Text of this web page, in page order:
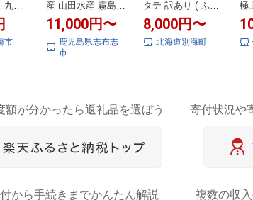
州
尾
産
4尾
メ 鰻
市
市
産 山田水産 霧島湧
水鰻＜2尾 or 3尾 o
r 4尾 or 5尾＞(1尾1
40g) うなぎ 鰻 ウ
ナギ 2尾 3尾 4尾 5
【山田水産】
11,000円〜
鹿児島県志布志
市
タテ 訳あり ( ふる
さと納税 ほたて ふ
るさと納税 訳あり
帆立 ふるさと わけ
海道 別海町 )（ク
ラウドファンディ
8,000円〜
北海道別海町
極
比
サ
牛
額が分かったら返礼品を選ぼう 寄付状況や
から手続きまでかんたん解説 複数の収